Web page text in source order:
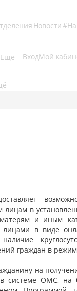
Новости
ВходМой
Ещё
лицам в
и иным
в виде
граждан в
на
системе ОМС,